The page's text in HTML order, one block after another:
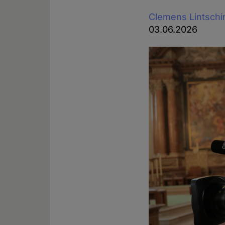
Clemens
03.06.2026